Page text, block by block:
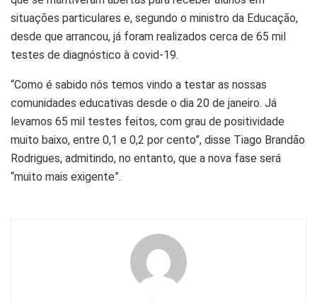
situações particulares e, segundo o ministro da Educação,
desde que arrancou, já foram realizados cerca de 65 mil
testes de diagnóstico à covid-19.
“Como é sabido nós temos vindo a testar as nossas
comunidades educativas desde o dia 20 de janeiro. Já
levamos 65 mil testes feitos, com grau de positividade
muito baixo, entre 0,1 e 0,2 por cento”, disse Tiago Brandão
Rodrigues, admitindo, no entanto, que a nova fase será
“muito mais exigente”.